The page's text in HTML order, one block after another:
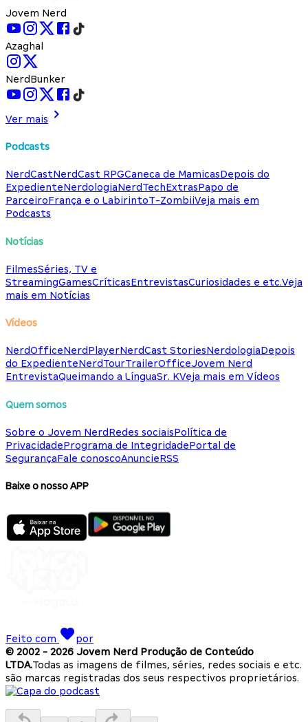
Jovem Nerd
Azaghal
NerdBunker
Ver mais
Podcasts
NerdCastNerdCast RPGCaneca de MamicasDepois do
ExpedienteNerdologiaNerdTechExtrasPapo de
ParceiroFrança e o LabirintoT-ZombiiVeja mais em
Podcasts
Notícias
FilmesSéries, TV e
StreamingGamesCríticasEntrevistasCuriosidades e etc.Veja
mais em Notícias
Vídeos
NerdOfficeNerdPlayerNerdCast StoriesNerdologiaDepois
do ExpedienteNerdTourTrailerOfficeJovem Nerd
EntrevistaQueimando a LínguaSr. KVeja mais em Vídeos
Quem somos
Sobre o Jovem NerdRedes sociaisPolítica de
PrivacidadePrograma de IntegridadePortal de
SegurançaFale conoscoAnuncieRSS
Baixe o nosso APP
Feito com
por
© 2002 - 2026 Jovem Nerd Produção de Conteúdo
LTDA.Todas as imagens de filmes, séries, redes sociais e etc.
são marcas registradas dos seus respectivos proprietários.